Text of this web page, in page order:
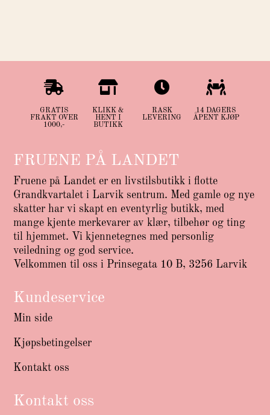

GRATIS
FRAKT OVER
1000,-

KLIKK &
HENT I
BUTIKK

RASK
LEVERING

14 DAGERS
ÅPENT KJØP
FRUENE PÅ LANDET
Fruene på Landet er en livstilsbutikk i flotte
Grandkvartalet i Larvik sentrum. Med gamle og nye
skatter har vi skapt en eventyrlig butikk, med
mange kjente merkevarer av klær, tilbehør og ting
til hjemmet. Vi kjennetegnes med personlig
veiledning og god service.
Velkommen til oss i Prinsegata 10 B, 3256 Larvik
Kundeservice
Min side
Kjøpsbetingelser
Kontakt oss
Kontakt oss